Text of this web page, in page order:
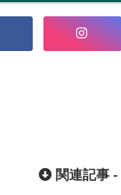
関連記事 -